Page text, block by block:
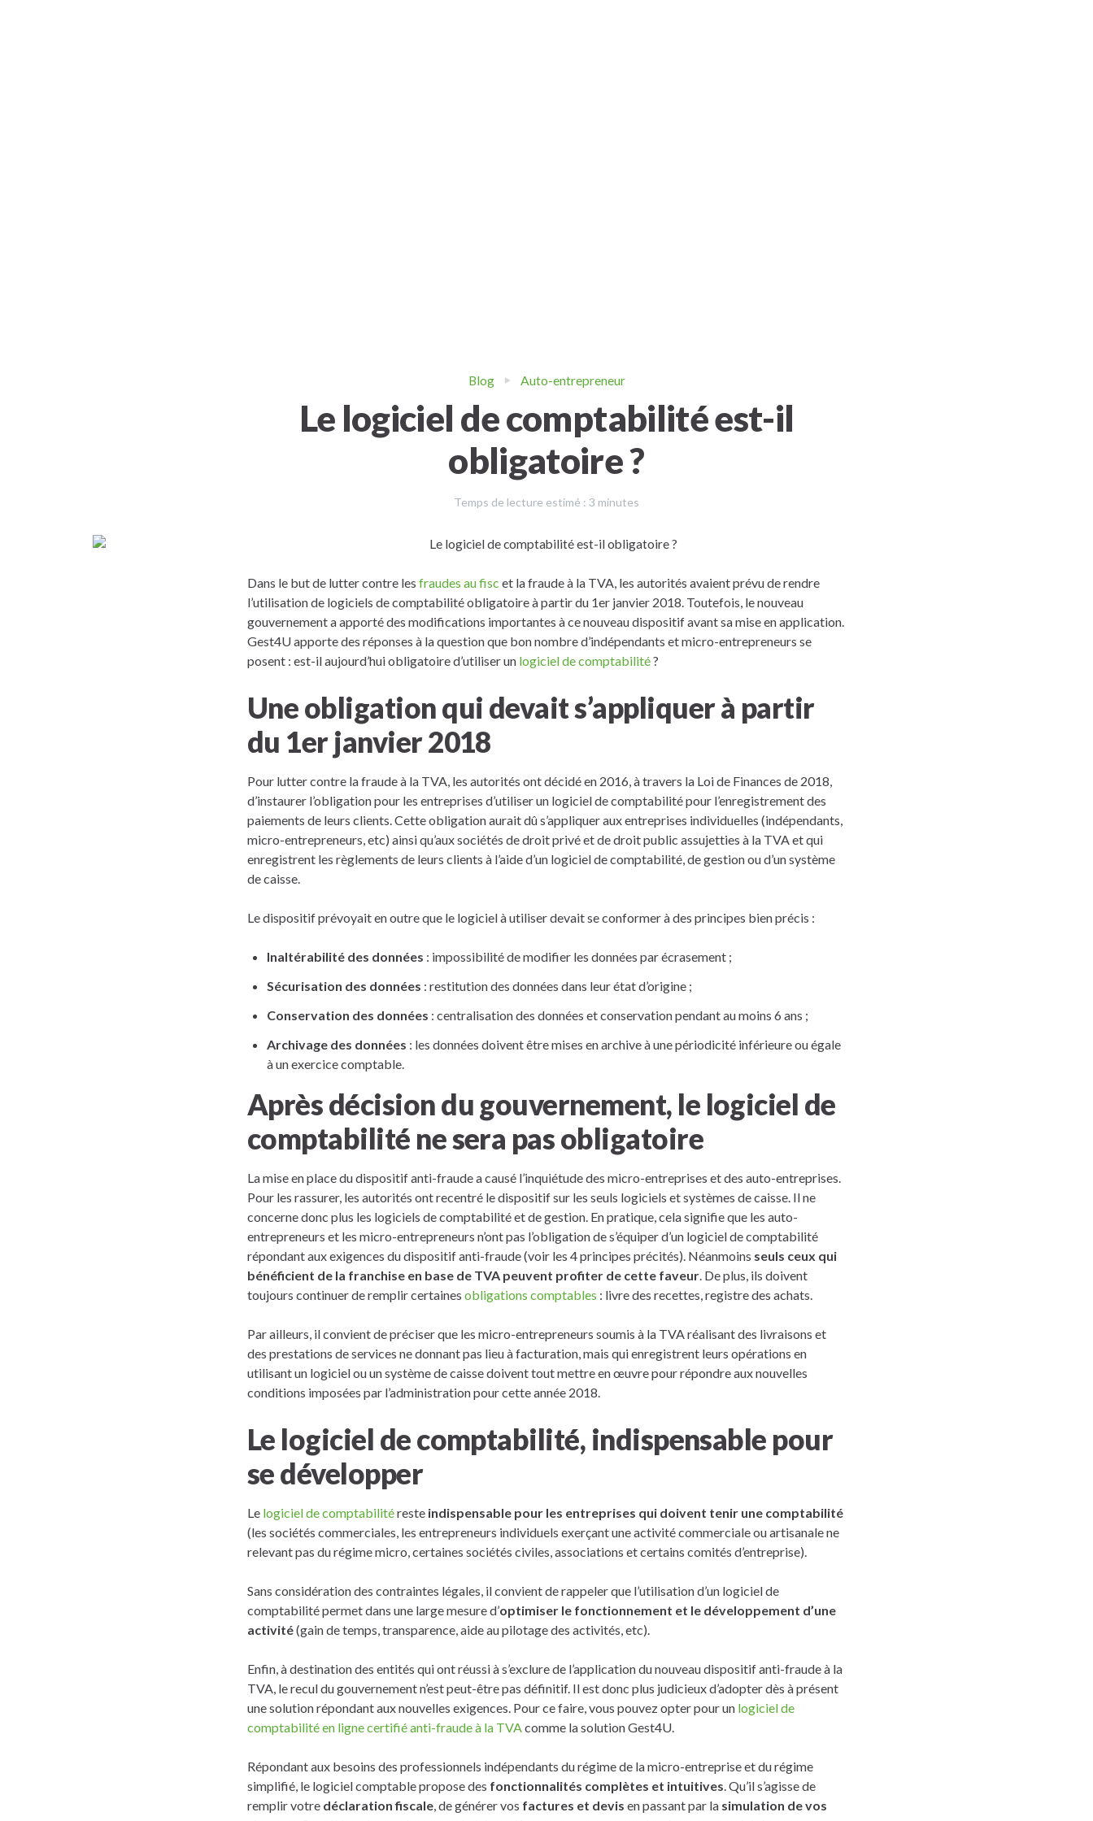
Blog Auto-entrepreneur
Le logiciel de comptabilité est-il
obligatoire ?
Temps de lecture estimé : 3 minutes
Dans le but de lutter contre les fraudes au fisc et la fraude à la TVA, les autorités avaient prévu de rendre
l’utilisation de logiciels de comptabilité obligatoire à partir du 1er janvier 2018. Toutefois, le nouveau
gouvernement a apporté des modifications importantes à ce nouveau dispositif avant sa mise en application.
Gest4U apporte des réponses à la question que bon nombre d’indépendants et micro-entrepreneurs se
posent : est-il aujourd’hui obligatoire d’utiliser un logiciel de comptabilité?
Une obligation qui devait s’appliquer à partir
du 1er janvier 2018
Pour lutter contre la fraude à la TVA, les autorités ont décidé en 2016, à travers la Loi de Finances de 2018,
d’instaurer l’obligation pour les entreprises d’utiliser un logiciel de comptabilité pour l’enregistrement des
paiements de leurs clients. Cette obligation aurait dû s’appliquer aux entreprises individuelles (indépendants,
micro-entrepreneurs, etc) ainsi qu’aux sociétés de droit privé et de droit public assujetties à la TVA et qui
enregistrent les règlements de leurs clients à l’aide d’un logiciel de comptabilité, de gestion ou d’un système
de caisse.
Le dispositif prévoyait en outre que le logiciel à utiliser devait se conformer à des principes bien précis :
Inaltérabilité des données : impossibilité de modifier les données par écrasement ;
Sécurisation des données : restitution des données dans leur état d’origine ;
Conservation des données : centralisation des données et conservation pendant au moins 6 ans ;
Archivage des données : les données doivent être mises en archive à une périodicité inférieure ou égale
à un exercice comptable.
Après décision du gouvernement, le logiciel de
comptabilité ne sera pas obligatoire
La mise en place du dispositif anti-fraude a causé l’inquiétude des micro-entreprises et des auto-entreprises.
Pour les rassurer, les autorités ont recentré le dispositif sur les seuls logiciels et systèmes de caisse. Il ne
concerne donc plus les logiciels de comptabilité et de gestion. En pratique, cela signifie que les auto-
entrepreneurs et les micro-entrepreneurs n’ont pas l’obligation de s’équiper d’un logiciel de comptabilité
répondant aux exigences du dispositif anti-fraude (voir les 4 principes précités). Néanmoins seuls ceux qui
bénéficient de la franchise en base de TVA peuvent profiter de cette faveur . De plus, ils doivent
toujours continuer de remplir certaines obligations comptables : livre des recettes, registre des achats.
Par ailleurs, il convient de préciser que les micro-entrepreneurs soumis à la TVA réalisant des livraisons et
des prestations de services ne donnant pas lieu à facturation, mais qui enregistrent leurs opérations en
utilisant un logiciel ou un système de caisse doivent tout mettre en œuvre pour répondre aux nouvelles
conditions imposées par l’administration pour cette année 2018.
Le logiciel de comptabilité, indispensable pour
se développer
Le logiciel de comptabilitéreste indispensable pour les entreprises qui doivent tenir une comptabilité
(les sociétés commerciales, les entrepreneurs individuels exerçant une activité commerciale ou artisanale ne
relevant pas du régime micro, certaines sociétés civiles, associations et certains comités d’entreprise).
Sans considération des contraintes légales, il convient de rappeler que l’utilisation d’un logiciel de
comptabilité permet dans une large mesure d’optimiser le fonctionnement et le développement d’une
activité(gain de temps, transparence, aide au pilotage des activités, etc).
Enfin, à destination des entités qui ont réussi à s’exclure de l’application du nouveau dispositif anti-fraude à la
TVA, le recul du gouvernement n’est peut-être pas définitif. Il est donc plus judicieux d’adopter dès à présent
une solution répondant aux nouvelles exigences. Pour ce faire, vous pouvez opter pour un logiciel de
comptabilité en ligne certifié anti-fraude à la TVA comme la solution Gest4U.
Répondant aux besoins des professionnels indépendants du régime de la micro-entreprise et du régime
simplifié, le logiciel comptable propose des fonctionnalités complètes et intuitives . Qu’il s’agisse de
remplir votre déclaration fiscale , de générer vos factures et devis en passant par la simulation de vos